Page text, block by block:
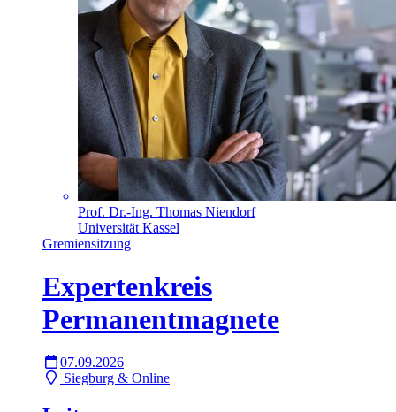
Prof. Dr.-Ing. Thomas Niendorf
Universität Kassel
Gremiensitzung
Expertenkreis
Permanentmagnete
07.09.2026
Siegburg & Online